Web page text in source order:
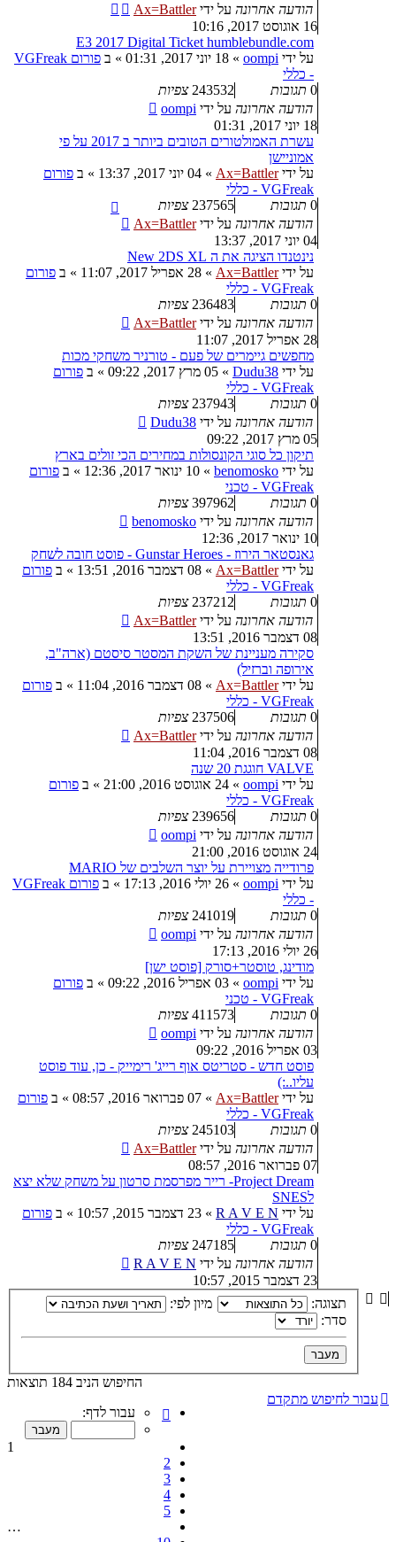
הודעה אחרונה על ידיAx=Battler
16 אוגוסט 2017, 10:16
E3 2017 Digital Ticket humblebundle.com
על ידי oompi
» 18 יוני 2017, 01:31 » ב
פורום VGFreak
- כללי
0 תגובות 243532 צפיות
הודעה אחרונה על ידי oompi
18 יוני 2017, 01:31
עשרת האמולטורים הטובים ביותר ב 2017 על פי
אמוניישן
על ידיAx=Battler
» 04 יוני 2017, 13:37 » ב פורום
VGFreak - כללי
0 תגובות 237565 צפיות
הודעה אחרונה על ידיAx=Battler
04 יוני 2017, 13:37
נינטנדו הציגה את ה New 2DS XL
על ידיAx=Battler
» 28 אפריל 2017, 11:07 » ב פורום
VGFreak - כללי
0 תגובות 236483 צפיות
הודעה אחרונה על ידיAx=Battler
28 אפריל 2017, 11:07
מחפשים גיימרים של פעם - טורניר משחקי מכות
על ידי Dudu38
» 05 מרץ 2017, 09:22 » ב פורום
VGFreak - כללי
0 תגובות 237943 צפיות
הודעה אחרונה על ידי Dudu38
05 מרץ 2017, 09:22
תיקון כל סוגי הקונסולות במחירים הכי זולים בארץ
על ידי benomosko
» 10 ינואר 2017, 12:36 » ב פורום
VGFreak - טכני
0 תגובות 397962 צפיות
הודעה אחרונה על ידי benomosko
10 ינואר 2017, 12:36
גאנסטאר הירוז - Gunstar Heroes - פוסט חובה לשחק
על ידיAx=Battler
» 08 דצמבר 2016, 13:51 » ב פורום
VGFreak - כללי
0 תגובות 237212 צפיות
הודעה אחרונה על ידיAx=Battler
08 דצמבר 2016, 13:51
סקירה מעניינת של השקת המסטר סיסטם (ארה"ב,
אירופה וברזיל)
על ידיAx=Battler
» 08 דצמבר 2016, 11:04 » ב פורום
VGFreak - כללי
0 תגובות 237506 צפיות
הודעה אחרונה על ידיAx=Battler
08 דצמבר 2016, 11:04
VALVE חוגגת 20 שנה
על ידי oompi
» 24 אוגוסט 2016, 21:00 » ב פורום
VGFreak - כללי
0 תגובות 239656 צפיות
הודעה אחרונה על ידי oompi
24 אוגוסט 2016, 21:00
פרודייה מצויירת על יוצר השלבים של MARIO
על ידי oompi
» 26 יולי 2016, 17:13 » ב
פורום VGFreak
- כללי
0 תגובות 241019 צפיות
הודעה אחרונה על ידי oompi
26 יולי 2016, 17:13
מודינג, טוסטר+סורק [פוסט ישן]
על ידי oompi
» 03 אפריל 2016, 09:22 » ב פורום
VGFreak - טכני
0 תגובות 411573 צפיות
הודעה אחרונה על ידי oompi
03 אפריל 2016, 09:22
פוסט חדש - סטריטס אוף רייג' רימייק - כן, עוד פוסט
עליו..:)
על ידיAx=Battler
» 07 פברואר 2016, 08:57 » ב פורום
VGFreak - כללי
0 תגובות 245103 צפיות
הודעה אחרונה על ידיAx=Battler
07 פברואר 2016, 08:57
Project Dream- רייר מפרסמת סרטון על משחק שלא יצא
לSNES
על ידי R A V E N
» 23 דצמבר 2015, 10:57 » ב פורום
VGFreak - כללי
0 תגובות 247185 צפיות
הודעה אחרונה על ידי R A V E N
23 דצמבר 2015, 10:57
תצוגה:
מיון לפי:
סדר:
החיפוש הניב 184 תוצאות
דף
מתוך
10
עבור לדף:
1
2
3
4
5
…
עבור לחיפוש מתקדם